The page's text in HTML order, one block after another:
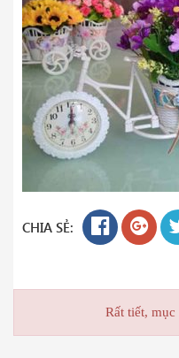
CHIA SẺ:
Rất tiết,